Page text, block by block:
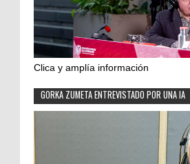
Clica y amplía información
GORKA ZUMETA ENTREVISTADO POR UNA IA